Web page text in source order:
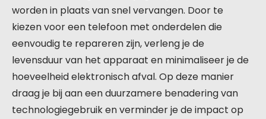
worden in plaats van snel vervangen. Door te
kiezen voor een telefoon met onderdelen die
eenvoudig te repareren zijn, verleng je de
levensduur van het apparaat en minimaliseer je de
hoeveelheid elektronisch afval. Op deze manier
draag je bij aan een duurzamere benadering van
technologiegebruik en verminder je de impact op